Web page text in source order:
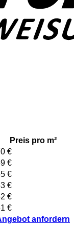
Preis pro m²
€
€
€
€
€
€
anfordern